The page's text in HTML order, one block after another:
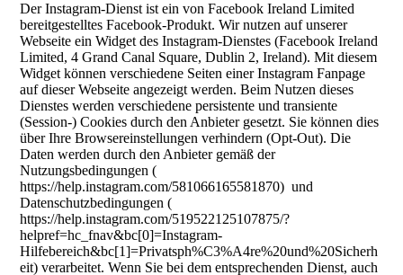
Der Instagram-Dienst ist ein von Facebook Ireland Limited
bereitgestelltes Facebook-Produkt. Wir nutzen auf unserer
Webseite ein Widget des Instagram-Dienstes (Facebook Ireland
Limited, 4 Grand Canal Square, Dublin 2, Ireland). Mit diesem
Widget können verschiedene Seiten einer Instagram Fanpage
auf dieser Webseite angezeigt werden. Beim Nutzen dieses
Dienstes werden verschiedene persistente und transiente
(Session-) Cookies durch den Anbieter gesetzt. Sie können dies
über Ihre Browsereinstellungen verhindern (Opt-Out). Die
Daten werden durch den Anbieter gemäß der
Nutzungsbedingungen (
https://help.instagram.com/581066165581870) und
Datenschutzbedingungen (
https://help.instagram.com/519522125107875/?
helpref=hc_fnav&bc[0]=Instagram-
Hilfebereich&bc[1]=Privatsph%C3%A4re%20und%20Sicherh
eit) verarbeitet. Wenn Sie bei dem entsprechenden Dienst, auch